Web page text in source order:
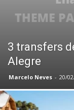
3 transfers
Alegre
Marcelo Neves - 20/